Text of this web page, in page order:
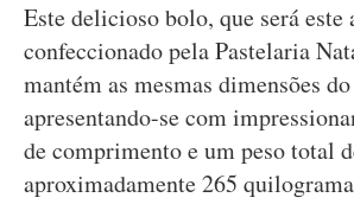
Este delicioso bolo, que será este
confeccionado pela Pastelaria
mantém as mesmas dimensões
apresentando-se com
de comprimento e um peso total
aproximadamente 265